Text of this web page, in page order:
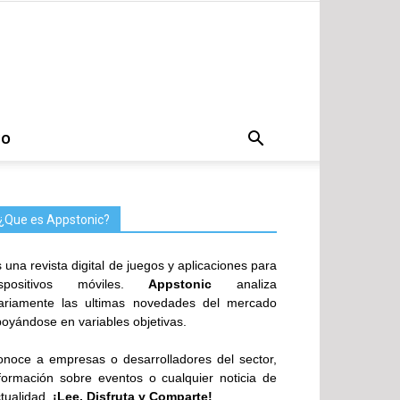
¿Que es Appstonic?
una revista digital de juegos y aplicaciones para
móviles.Appstonic analiza
las ultimas novedades del mercado
en variables objetivas.
a empresas o desarrolladores del sector,
sobre eventos o cualquier noticia de
¡Lee, Disfruta y Comparte!